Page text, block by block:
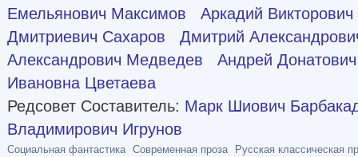
Емельянович Максимов
Аркадий
Дмитриевич Сахаров
Дмитрий
Александрович Медведев
Андрей
Ивановна Цветаева
Редсовет Составитель: Марк Шиович
Владимирович Игрунов
Социальная фантастика Современная проза
Русская классическая